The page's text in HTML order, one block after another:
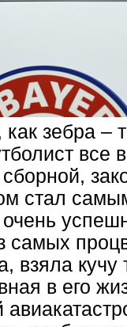
как зебра
все
стал
очень
самых
взяла
в его